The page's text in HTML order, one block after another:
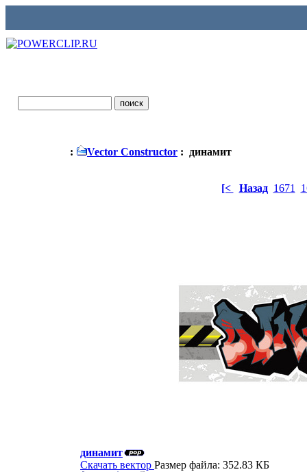
: Vector Constructor : динамит
[< Назад 1671
динамит
Скачать вектор Размер файла: 352.83 КБ